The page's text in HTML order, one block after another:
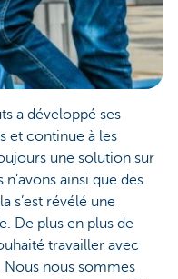
a développé ses
et continue à les
une solution sur
ainsi que des
s’est révélé une
De plus en plus de
travailler avec
Nous nous sommes